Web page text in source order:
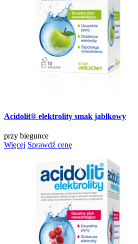
Acidolit® elektrolity smak jabłkowy
przy biegunce
Więcej Sprawdź cenę